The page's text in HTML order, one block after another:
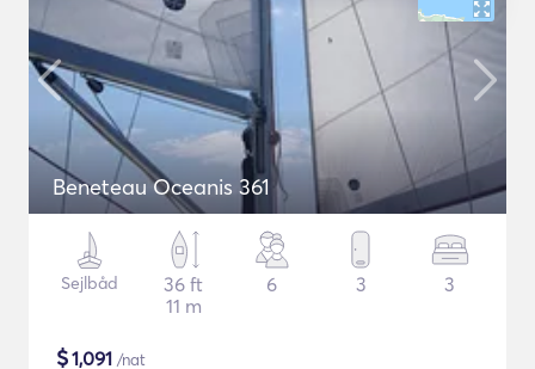
Beneteau Oceanis 361
Sejlbåd
36 ft
11 m
6 3 3
$1,091 /nat